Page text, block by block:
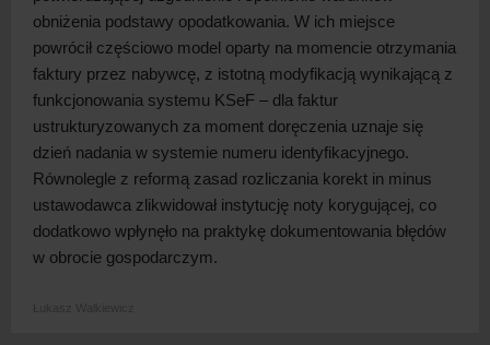
obniżenia podstawy opodatkowania. W ich miejsce
powrócił częściowo model oparty na momencie otrzymania
faktury przez nabywcę, z istotną modyfikacją wynikającą z
funkcjonowania systemu KSeF – dla faktur
ustrukturyzowanych za moment doręczenia uznaje się
dzień nadania w systemie numeru identyfikacyjnego.
Równolegle z reformą zasad rozliczania korekt in minus
ustawodawca zlikwidował instytucję noty korygującej, co
dodatkowo wpłynęło na praktykę dokumentowania błędów
w obrocie gospodarczym.